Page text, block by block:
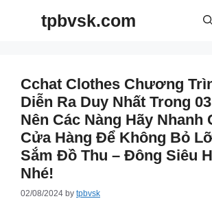
tpbvsk.com
Cchat Clothes Chương
Diễn Ra Duy Nhất Trong
Nên Các Nàng Hãy Nhanh
Cửa Hàng Để Không Bỏ
Sắm Đồ Thu – Đông Siêu
Nhé!
02/08/2024 by tpbvsk